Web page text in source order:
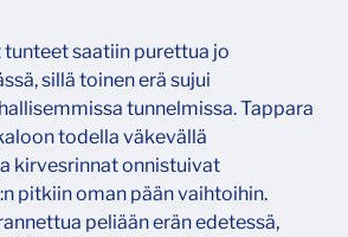
saatiin purettua jo
sillä toinen erä sujui
tunnelmissa. Tappara
todella väkevällä
kirvesrinnat onnistuivat
pitkiin oman pään vaihtoihin.
peliään erän edetessä,